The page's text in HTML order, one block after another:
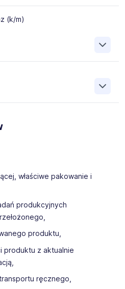
opakowań.
szeroką gamę naczyń i
się najwyższą jakością
Czeladź, ul.
właściwe pakowanie i
produkcyjnych
produktu,
produktu z aktualnie
ręcznego,